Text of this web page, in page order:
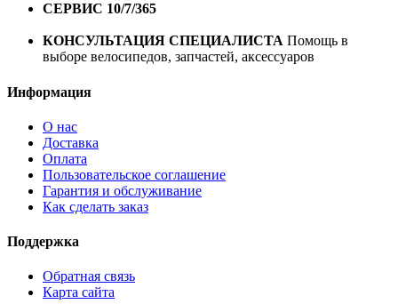
СЕРВИС 10/7/365
КОНСУЛЬТАЦИЯ СПЕЦИАЛИСТА Помощь в
выборе велосипедов, запчастей, аксессуаров
Информация
О нас
Доставка
Оплата
Пользовательское соглашение
Гарантия и обслуживание
Как сделать заказ
Поддержка
Обратная связь
Карта сайта